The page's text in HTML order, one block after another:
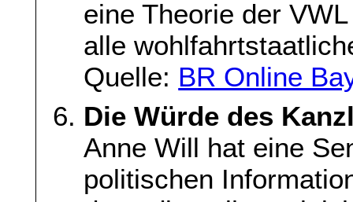
eine Theorie der
alle
Quelle: BR Online
Die Würde des
Anne Will hat eine
politischen